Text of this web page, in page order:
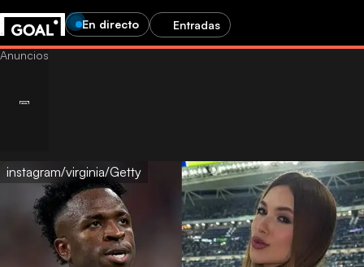
En directo Entradas
instagram/virginia/Getty